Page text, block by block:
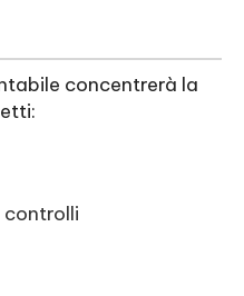
concentrerà la
controlli